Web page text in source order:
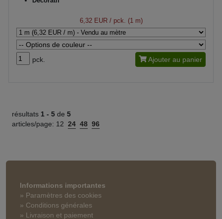
6,32 EUR/ pck. (1 m)
pck. Ajouter au panier
résultats 1 - 5 de 5
articles/page: 12 24 48 96
Informations importantes
» Paramètres des cookies
» Conditions générales
» Livraison et paiement